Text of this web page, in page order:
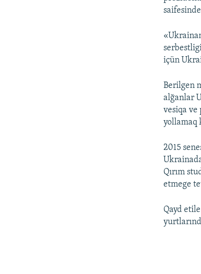
içün
Berilgen
alğanlar
vesiqa
yollamaq
2015
Qırım
etmege
Qayd